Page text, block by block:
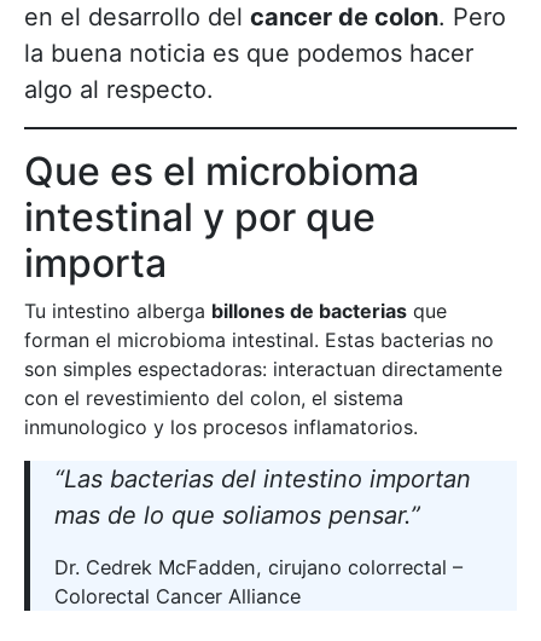
en el desarrollo del cancer de colon. Pero
la buena noticia es que podemos hacer
algo al respecto.
Que es el microbioma
intestinal y por que
importa
Tu intestino alberga billones de bacterias que
forman el microbioma intestinal. Estas bacterias no
son simples espectadoras: interactuan directamente
con el revestimiento del colon, el sistema
inmunologico y los procesos inflamatorios.
“Las bacterias del intestino importan
mas de lo que soliamos pensar.”
Dr. Cedrek McFadden, cirujano colorrectal –
Colorectal Cancer Alliance